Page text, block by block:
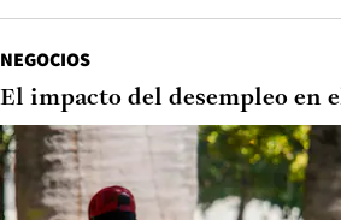
NEGOCIOS
El impacto del desempleo en